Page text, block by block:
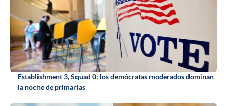
Establishment 3, Squad 0: los demócratas moderados dominan
la noche de primarias